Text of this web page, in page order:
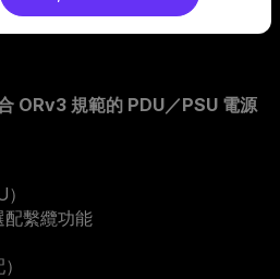
ORv3 規範的 PDU／PSU 電源
配繫纜功能